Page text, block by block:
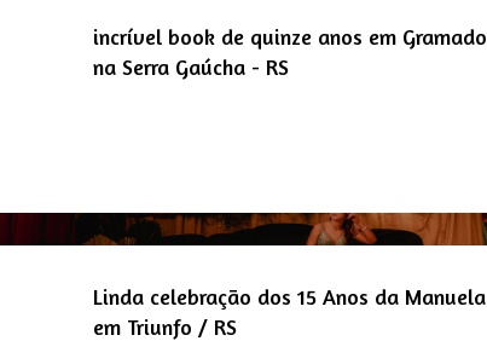
incrível book de quinze anos em Gramado
na Serra Gaúcha - RS
Linda celebração dos 15 Anos da Manuela
em Triunfo / RS